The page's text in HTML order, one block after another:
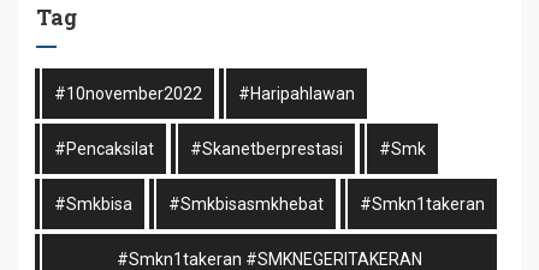
Tag
#10november2022 #haripahlawan
#pencaksilat #skanetberprestasi #smk
#smkbisa #smkbisasmkhebat #smkn1takeran
#smkn1takeran #SMKNEGERITAKERAN